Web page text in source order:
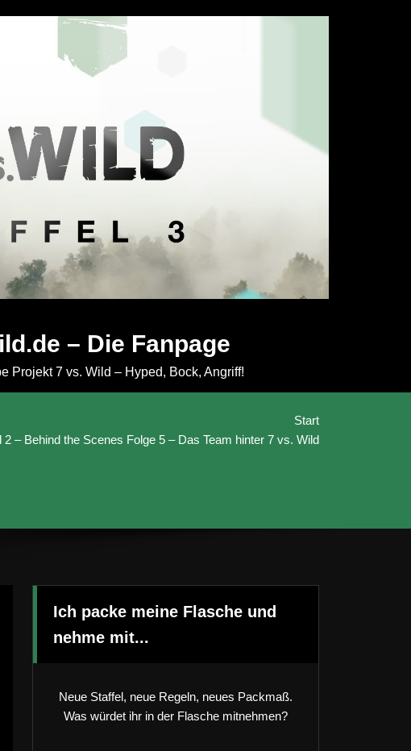
– Die Fanpage
Projekt 7 vs. Wild – Hyped, Bock, Angriff!
Start
2 – Behind the Scenes Folge 5 – Das Team hinter 7 vs. Wild
Ich packe meine Flasche und
nehme mit...
Neue Staffel, neue Regeln, neues Packmaß.
Was würdet ihr in der Flasche mitnehmen?